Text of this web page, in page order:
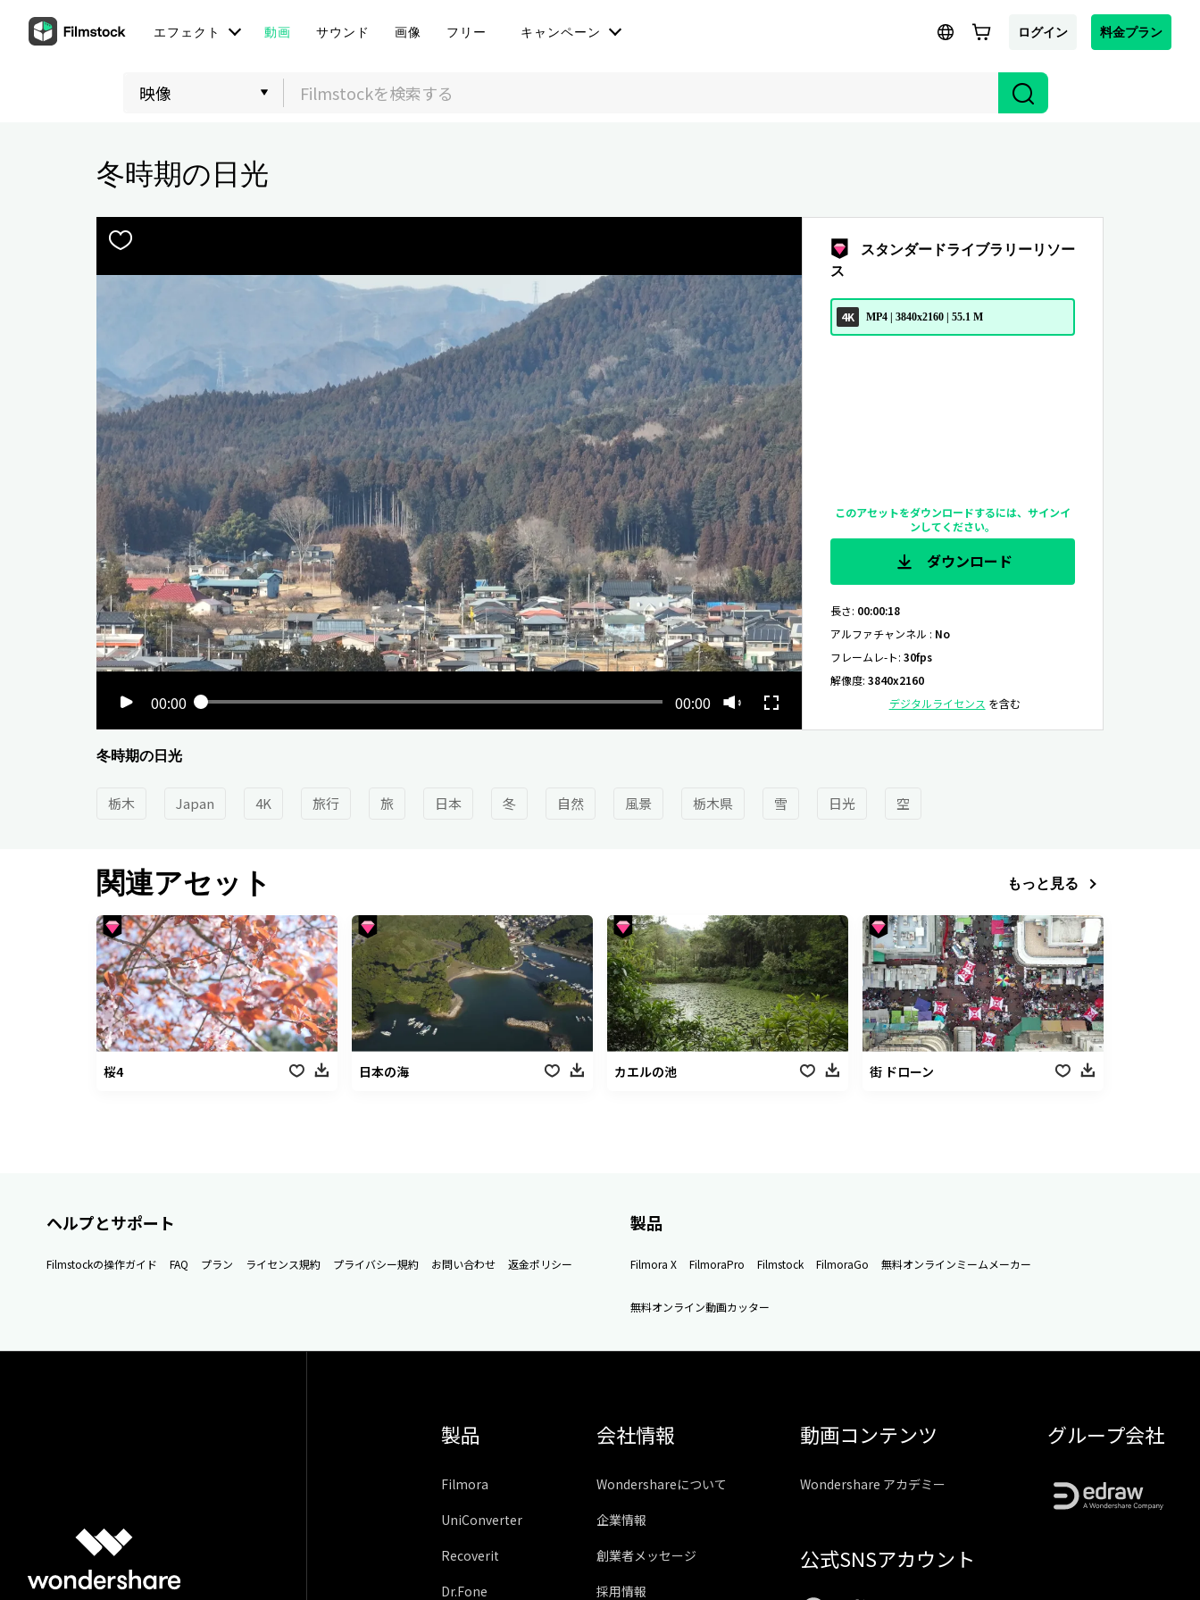
エフェクト 動画 サウンド 画像 フリー キャンペーン ログイン 料金プラン
冬時期の日光
00:00 00:00
スタンダードライブラリーリソー
ス
4K MP4 | 3840x2160 | 55.1 M
このアセットをダウンロードするには、サインイ
ンしてください。
ダウンロード
長さ: 00:00:18
アルファチャンネル : No
フレームレ-ト: 30fps
解像度: 3840x2160
デジタルライセンス を含む
冬時期の日光
栃木 Japan 4K 旅行 旅 日本 冬 自然 風景 栃木県 雪 日光 空
関連アセット もっと見る
桜4 日本の海 カエルの池 街 ドローン
ヘルプとサポート
Filmstockの操作ガイド FAQ プラン ライセンス規約 プライバシー規約 お問い合わせ 返金ポリシー
製品
Filmora X FilmoraPro Filmstock FilmoraGo 無料オンラインミームメーカー
無料オンライン動画カッター
製品
Filmora
UniConverter
Recoverit
Dr.Fone
会社情報
Wondershareについて
企業情報
創業者メッセージ
採用情報
動画コンテンツ
Wondershare アカデミー
公式SNSアカウント
グループ会社